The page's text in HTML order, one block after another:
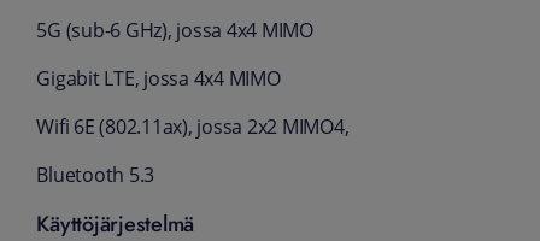
5G (sub-6 GHz), jossa 4x4 MIMO
Gigabit LTE, jossa 4x4 MIMO
Wifi 6E (802.11ax), jossa 2x2 MIMO4,
Bluetooth 5.3
Käyttöjärjestelmä